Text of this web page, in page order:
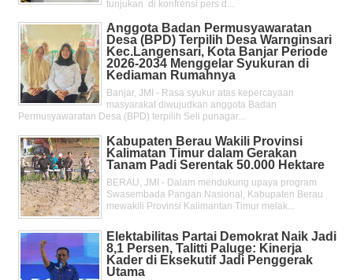
tunjukan di konfrensi pers d...
Anggota Badan Permusyawaratan
Desa (BPD) Terpilih Desa Warnginsari
Kec.Langensari, Kota Banjar Periode
2026-2034 Menggelar Syukuran di
Kediaman Rumahnya
Banjar, JMI - Rasa syukur atas kepercayaan
masyarakat diwujudkan anggota Badan
Permusyawaratan Desa (BPD) terpilih Seli punagar...
Kabupaten Berau Wakili Provinsi
Kalimatan Timur dalam Gerakan
Tanam Padi Serentak 50.000 Hektare
BERAU, JMI - Dalam mendukung upaya program
Swasembada Pangan Nasional, Kabupaten Berau
mewakili Provinsi Kalimantan Timur melak...
Elektabilitas Partai Demokrat Naik Jadi
8,1 Persen, Talitti Paluge: Kinerja
Kader di Eksekutif Jadi Penggerak
Utama